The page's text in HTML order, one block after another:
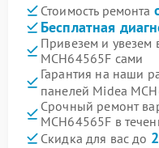
Стоимость ремонта
Бесплатная
Привезем и увезем
MCH64565F сами
Гарантия на наши
панелей Midea
Срочный ремонт
MCH64565F в
Скидка для вас до